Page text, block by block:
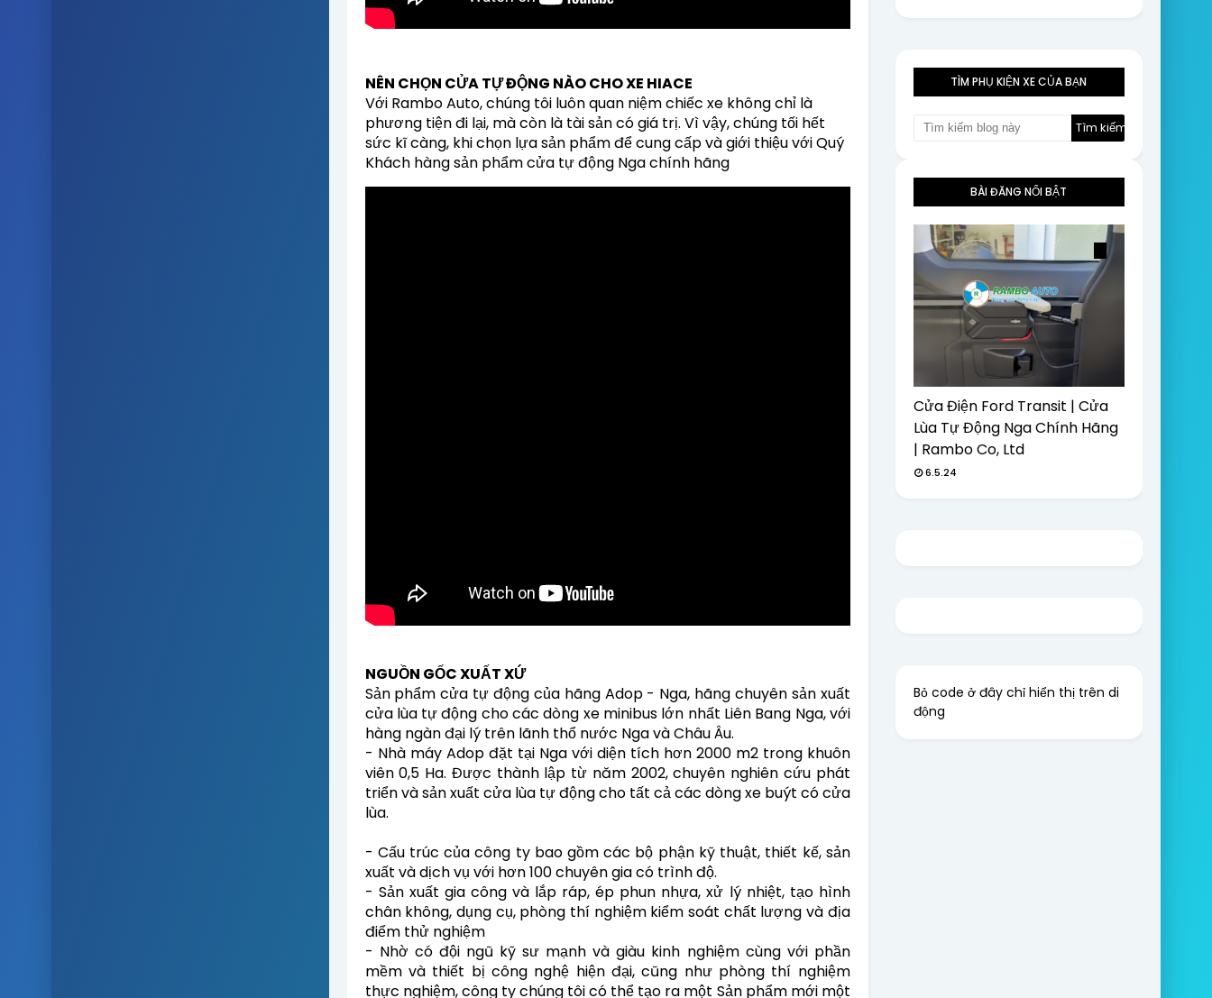
NÊN CHỌN CỬA TỰ ĐỘNG NÀO CHO XE HIACE
Với Rambo Auto, chúng tôi luôn quan niệm chiếc xe không chỉ là
phương tiện đi lại, mà còn là tài sản có giá trị. Vì vậy, chúng tối hết
sức kĩ càng, khi chọn lựa sản phẩm để cung cấp và giới thiệu với Quý
Khách hàng sản phẩm cửa tự động Nga chính hãng
NGUỒN GỐC XUẤT XỨ
Sản phẩm cửa tự động của hãng Adop - Nga, hãng chuyên sản xuất
cửa lùa tự động cho các dòng xe minibus lớn nhất Liên Bang Nga, với
hàng ngàn đại lý trên lãnh thổ nước Nga và Châu Âu.
- Nhà máy Adop đặt tại Nga với diện tích hơn 2000 m2 trong khuôn
viên 0,5 Ha. Được thành lập từ năm 2002, chuyên nghiên cứu phát
triển và sản xuất cửa lùa tự động cho tất cả các dòng xe buýt có cửa
lùa.
- Cấu trúc của công ty bao gồm các bộ phận kỹ thuật, thiết kế, sản
xuất và dịch vụ với hơn 100 chuyên gia có trình độ.
- Sản xuất gia công và lắp ráp, ép phun nhựa, xử lý nhiệt, tạo hình
chân không, dụng cụ, phòng thí nghiệm kiểm soát chất lượng và địa
điểm thử nghiệm
- Nhờ có đội ngũ kỹ sư mạnh và giàu kinh nghiệm cùng với phần
mềm và thiết bị công nghệ hiện đại, cũng như phòng thí nghiệm
thực nghiệm, công ty chúng tôi có thể tạo ra một Sản phẩm mới một
TÌM PHỤ KIỆN XE CỦA BẠN
BÀI ĐĂNG NỔI BẬT
Cửa Điện Ford Transit | Cửa
Lùa Tự Động Nga Chính Hãng
| Rambo Co, Ltd
6.5.24
Bỏ code ở đây chỉ hiển thị trên di
động